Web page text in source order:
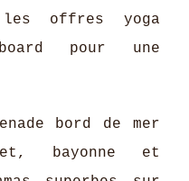
les offres yoga
pour une
bord de mer
bayonne et